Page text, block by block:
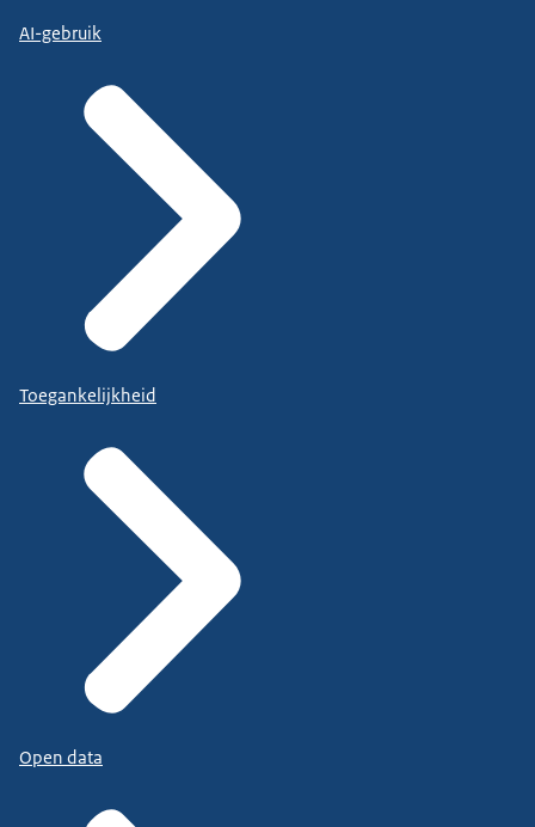
AI-gebruik
Toegankelijkheid
Open data